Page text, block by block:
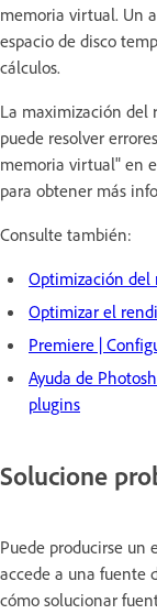
memoria virtual. Un
espacio de disco
cálculos.
La maximización del
puede resolver
memoria virtual" en
para obtener más
Consulte también:
Optimización del
Optimizar el
Premiere |
Ayuda de
plugins
Solucione
Puede producirse un
accede a una fuente
cómo solucionar